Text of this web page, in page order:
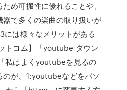
め可搬性に優れることや、
器で多くの楽曲の取り扱いが
には様々なメリットがある
トコム】「youtube ダウン
私はよくyoutubeを見るの
のが、1:youtubeなどをパソ